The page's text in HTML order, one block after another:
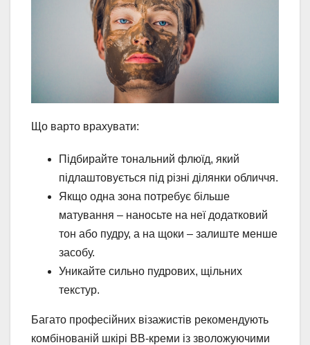
Що варто врахувати:
Підбирайте тональний флюїд, який
підлаштовується під різні ділянки обличчя.
Якщо одна зона потребує більше
матування – наносьте на неї додатковий
тон або пудру, а на щоки – залиште менше
засобу.
Уникайте сильно пудрових, щільних
текстур.
Багато професійних візажистів рекомендують
комбінованій шкірі BB-креми із зволожуючими